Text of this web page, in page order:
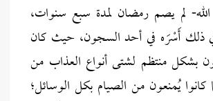
لم يصم رمضان لمدة سبع سنوات،
ذلك أَسْرَه في أحد السجون، حيث كان
بشكل منتظم لشتى أنواع العذاب من
يُمنعون من الصيام بكل الوسائل؛